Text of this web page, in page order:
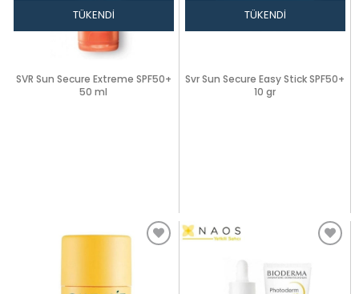
TÜKENDI
SVR Sun Secure Extreme SPF50+
50 ml
TÜKENDI
Svr Sun Secure Easy Stick SPF50+
10 gr